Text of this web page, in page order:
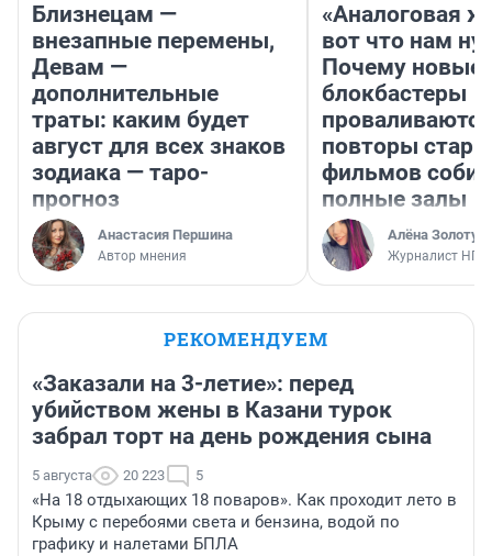
Близнецам —
внезапные перемены,
Девам —
дополнительные
траты: каким будет
август для всех знаков
зодиака — таро-
прогноз
Анастасия Першина
Автор мнения
«Аналоговая
вот что нам
Почему новые
блокбастеры
повторы
фильмов
полные залы
Алёна
Журналист НГС
РЕКОМЕНДУЕМ
«Заказали на 3-летие»: перед
убийством жены в Казани турок
забрал торт на день рождения сына
5 августа 20 223 5
«На 18 отдыхающих 18 поваров». Как проходит лето в
Крыму с перебоями света и бензина, водой по
графику и налетами БПЛА